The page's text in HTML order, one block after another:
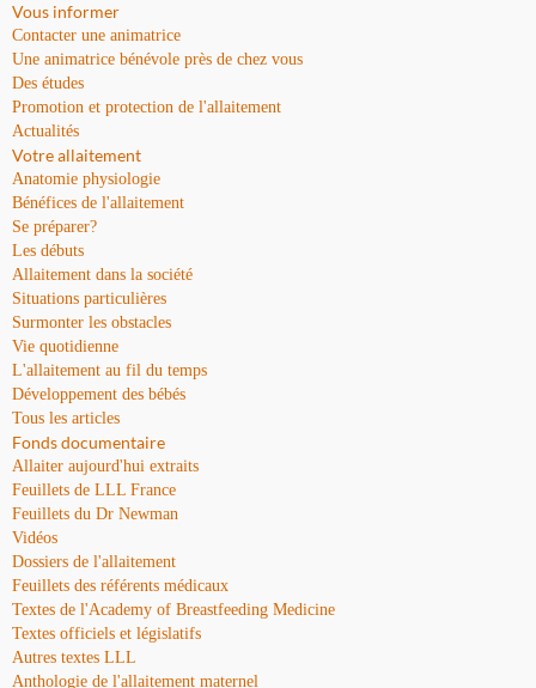
Vous informer
Contacter une animatrice
Une animatrice bénévole près de chez vous
Des études
Promotion et protection de l'allaitement
Actualités
Votre allaitement
Anatomie physiologie
Bénéfices de l'allaitement
Se préparer?
Les débuts
Allaitement dans la société
Situations particulières
Surmonter les obstacles
Vie quotidienne
L'allaitement au fil du temps
Développement des bébés
Tous les articles
Fonds documentaire
Allaiter aujourd'hui extraits
Feuillets de LLL France
Feuillets du Dr Newman
Vidéos
Dossiers de l'allaitement
Feuillets des référents médicaux
Textes de l'Academy of Breastfeeding Medicine
Textes officiels et législatifs
Autres textes LLL
Anthologie de l'allaitement maternel